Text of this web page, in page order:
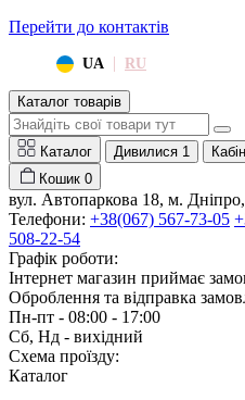
Перейти до контактів
UA | RU
Каталог товарів
Каталог Дивилися 1
Кошик 0
вул. Автопаркова 18, м.
Телефони: +38(067) 567-73-05
508-22-54
Графік роботи:
Інтернет магазин приймає
Оброблення та відправка
Пн-пт - 08:00 - 17:00
Сб, Нд - вихідний
Схема проїзду:
Каталог